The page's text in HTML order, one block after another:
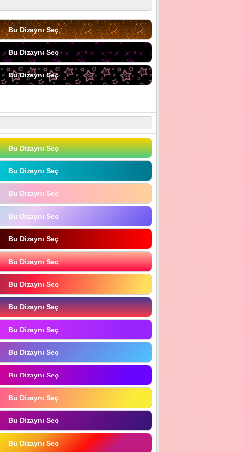
Bu Dizaynı Seç
Bu Dizaynı Seç
Bu Dizaynı Seç
Bu Dizaynı Seç
Bu Dizaynı Seç
Bu Dizaynı Seç
Bu Dizaynı Seç
Bu Dizaynı Seç
Bu Dizaynı Seç
Bu Dizaynı Seç
Bu Dizaynı Seç
Bu Dizaynı Seç
Bu Dizaynı Seç
Bu Dizaynı Seç
Bu Dizaynı Seç
Bu Dizaynı Seç
Bu Dizaynı Seç